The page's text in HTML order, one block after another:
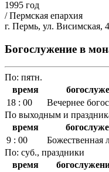
1995 год
/ Пермская епархия
г. Пермь, ул. Висимская,
Богослужение в
По: пятн.
время
18 : 00
Вечернее
По выходным и
время
9 : 00
Божественная
По: суб., праздники
время